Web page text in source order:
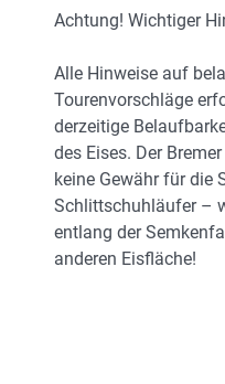
Achtung! Wichtiger
Alle Hinweise auf
Tourenvorschläge
derzeitige
des Eises. Der
keine Gewähr für die
Schlittschuhläufer –
entlang der
anderen Eisfläche!